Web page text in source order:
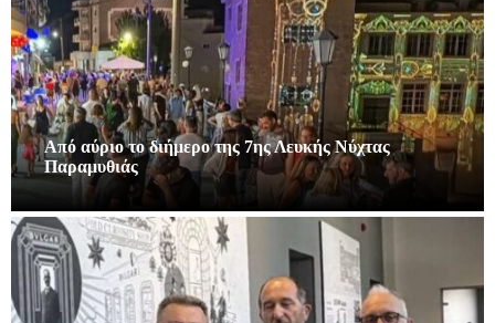
Από αύριο το διήμερο της 7ης Λευκής Νύχτας
Παραμυθιάς